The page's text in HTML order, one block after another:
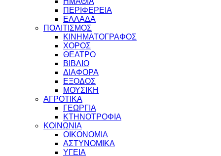
ΠΕΡΙΦΕΡΕΙΑ
ΕΛΛΑΔΑ
ΠΟΛΙΤΙΣΜΟΣ
ΚΙΝΗΜΑΤΟΓΡΑΦΟΣ
ΧΟΡΟΣ
ΘΕΑΤΡΟ
ΒΙΒΛΙΟ
ΔΙΑΦΟΡΑ
ΕΞΟΔΟΣ
ΜΟΥΣΙΚΗ
ΑΓΡΟΤΙΚΑ
ΓΕΩΡΓΙΑ
ΚΤΗΝΟΤΡΟΦΙΑ
ΚΟΙΝΩΝΙΑ
ΟΙΚΟΝΟΜΙΑ
ΑΣΤΥΝΟΜΙΚΑ
ΥΓΕΙΑ